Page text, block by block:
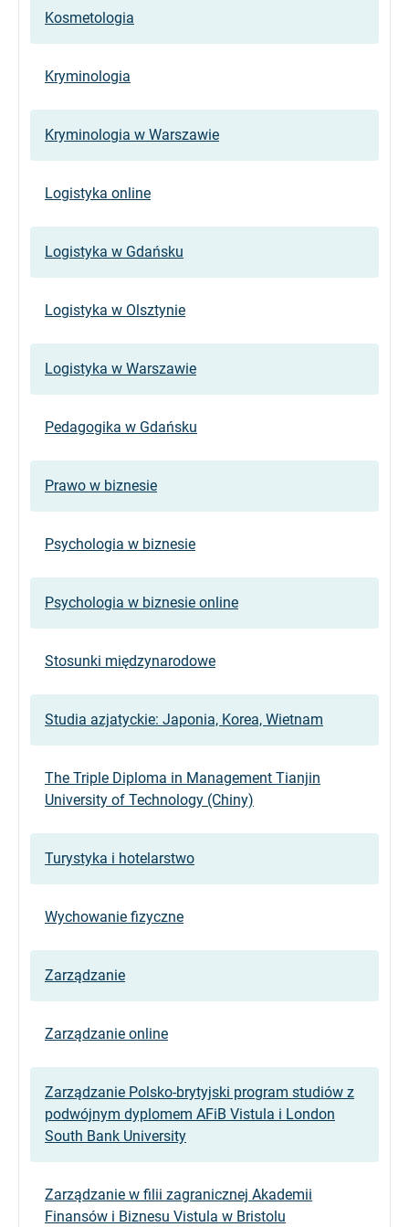
Kosmetologia
Kryminologia
Kryminologia w Warszawie
Logistyka online
Logistyka w Gdańsku
Logistyka w Olsztynie
Logistyka w Warszawie
Pedagogika w Gdańsku
Prawo w biznesie
Psychologia w biznesie
Psychologia w biznesie online
Stosunki międzynarodowe
Studia azjatyckie: Japonia, Korea, Wietnam
The Triple Diploma in Management Tianjin
University of Technology (Chiny)
Turystyka i hotelarstwo
Wychowanie fizyczne
Zarządzanie
Zarządzanie online
Zarządzanie Polsko-brytyjski program studiów z
podwójnym dyplomem AFiB Vistula i London
South Bank University
Zarządzanie w filii zagranicznej Akademii
Finansów i Biznesu Vistula w Bristolu